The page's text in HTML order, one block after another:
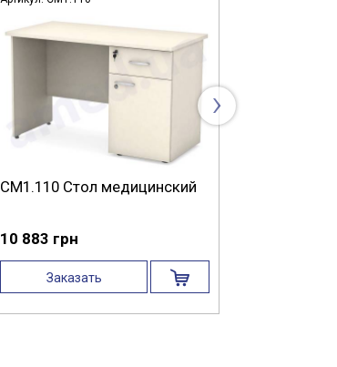
СМ1.110 Стол медицинский
10 883 грн
Заказать
›